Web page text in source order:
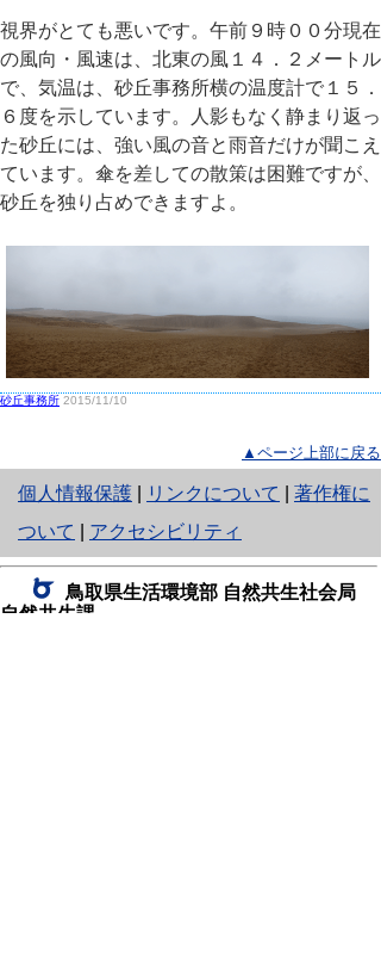
視界がとても悪いです。午前９時００分現在
の風向・風速は、北東の風１４．２メートル
で、気温は、砂丘事務所横の温度計で１５．
６度を示しています。人影もなく静まり返っ
た砂丘には、強い風の音と雨音だけが聞こえ
ています。傘を差しての散策は困難ですが、
砂丘を独り占めできますよ。
砂丘事務所 2015/11/10
▲ページ上部に戻る
個人情報保護
と
り
ネ
ッ
リンクについて
著作権に
ついて
アクセシビリティ
鳥取県生活環境部 自然共生社会局
自然共生課